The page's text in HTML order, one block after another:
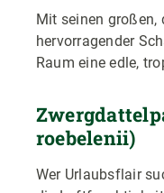
Mit seinen großen,
hervorragender
Raum eine edle,
roebelenii)
Wer Urlaubsflair